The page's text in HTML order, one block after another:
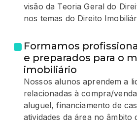
visão da Teoria Geral do
nos temas do Direito
Formamos
e preparados para o
imobiliário
Nossos alunos aprendem a
relacionadas à compra/
aluguel, financiamento de
atividades da área no âmbito